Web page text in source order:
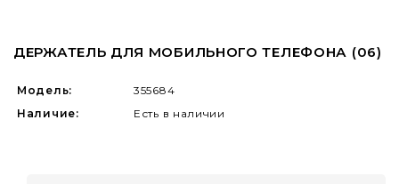
ДЕРЖАТЕЛЬ ДЛЯ МОБИЛЬНОГО ТЕЛЕФОНА (06)
Модель:
355684
Наличие:
Есть в наличии